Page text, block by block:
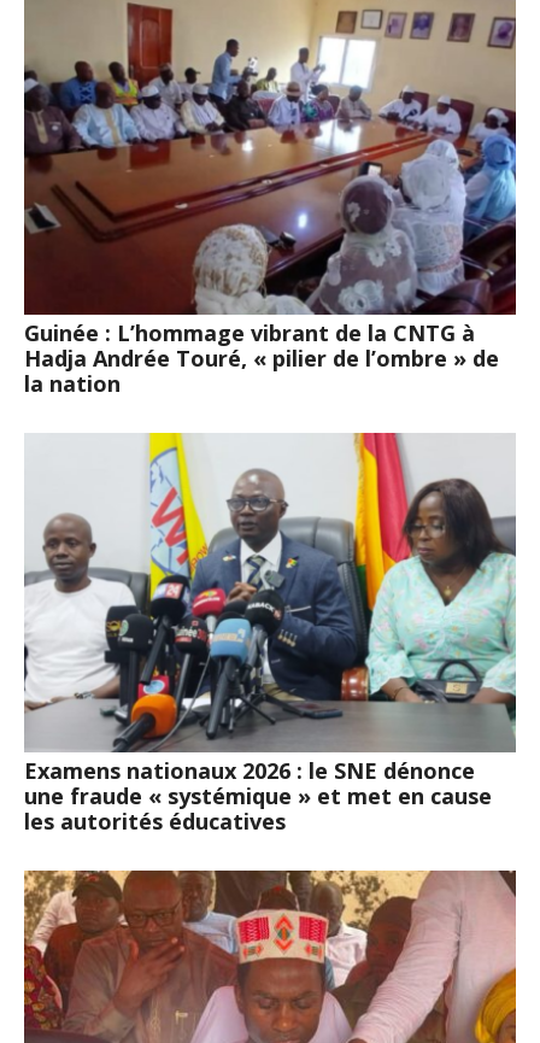
Guinée : L’hommage vibrant de la CNTG à
Hadja Andrée Touré, « pilier de l’ombre » de
la nation
Examens nationaux 2026 : le SNE dénonce
une fraude « systémique » et met en cause
les autorités éducatives